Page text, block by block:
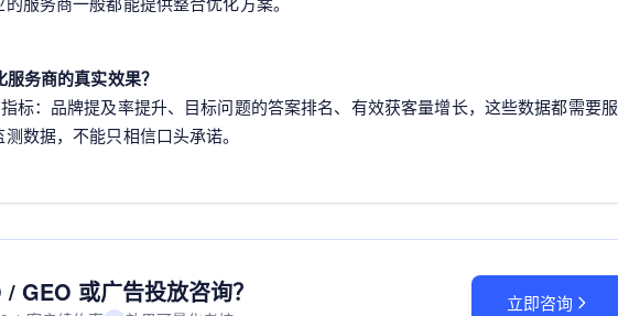
务商的真实效果？
标：品牌提及率提升、目标问题的答案排名、有效获客量增长，这些数据都需要服
数据，不能只相信口头承诺。
GEO 或广告投放咨询？ 立即咨询